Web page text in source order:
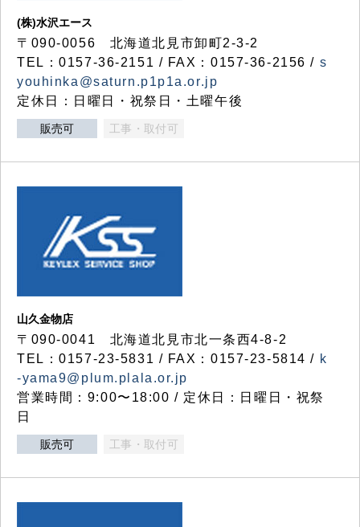
(株)水沢エース
〒090-0056 北海道北見市卸町2-3-2
TEL：0157-36-2151 / FAX：0157-36-2156 / s
youhinka@saturn.p1p1a.or.jp
定休日：日曜日・祝祭日・土曜午後
販売可 工事・取付可
山久金物店
〒090-0041 北海道北見市北一条西4-8-2
TEL：0157-23-5831 / FAX：0157-23-5814 / k
-yama9@plum.plala.or.jp
営業時間：9:00〜18:00 / 定休日：日曜日・祝祭
日
販売可 工事・取付可